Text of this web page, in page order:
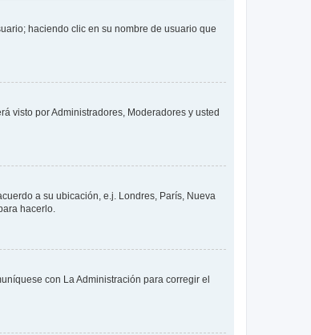
haciendo clic en su nombre de usuario que
visto por Administradores, Moderadores y usted
a su ubicación, e.j. Londres, París, Nueva
hacerlo.
con La Administración para corregir el